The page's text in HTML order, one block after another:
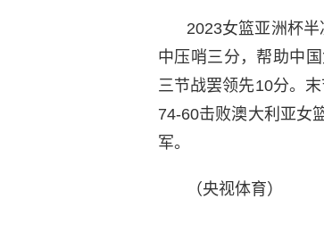
2023女篮亚洲杯
中压哨三分，帮助中
三节战罢领先10分。
74-60击败澳大利亚女
军。
（央视体育）